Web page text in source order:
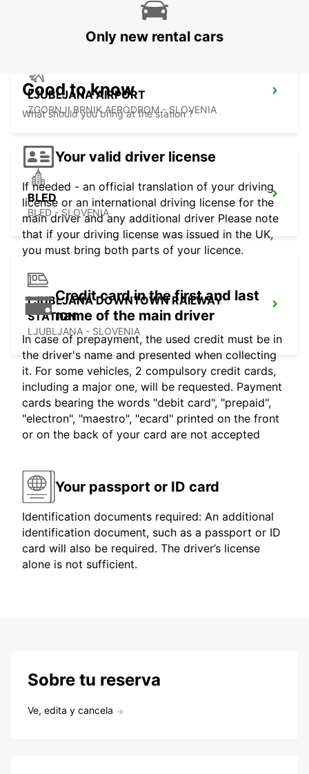
ZALAEGERSZEG - HUNGARY
LJUBLJANA AIRPORT
ZGORNJI BRNIK AERODROM - SLOVENIA
BLED
BLED - SLOVENIA
LJUBLJANA DOWNTOWN RAILWAY
STATION
LJUBLJANA - SLOVENIA
Only new rental cars
Good to know
What should you bring at the station ?
Your valid driver license
If needed - an official translation of your driving
license or an international driving license for the
main driver and any additional driver Please note
that if your driving license was issued in the UK,
you must bring both parts of your licence.
Credit card in the first and last
name of the main driver
In case of prepayment, the used credit must be in
the driver's name and presented when collecting
it. For some vehicles, 2 compulsory credit cards,
including a major one, will be requested. Payment
cards bearing the words "debit card", "prepaid",
"electron", "maestro", "ecard" printed on the front
or on the back of your card are not accepted
Your passport or ID card
Identification documents required: An additional
identification document, such as a passport or ID
card will also be required. The driver’s license
alone is not sufficient.
Sobre tu reserva
Ve, edita y cancela